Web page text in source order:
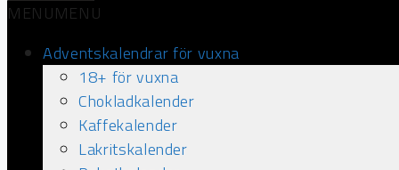
MENUMENU
Adventskalendrar för vuxna
18+ för vuxna
Chokladkalender
Kaffekalender
Lakritskalender